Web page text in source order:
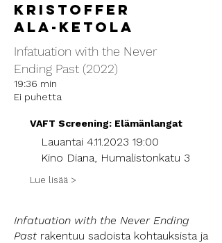
Kristoffer
Ala-Ketola
Infatuation with the Never
Ending Past (2022)
19:36 min
Ei puhetta
VAFT Screening: Elämänlangat
Lauantai 4.11.2023 19:00
Kino Diana, Humalistonkatu 3
Lue lisää >
Infatuation with the Never Ending
Past rakentuu sadoista kohtauksista ja